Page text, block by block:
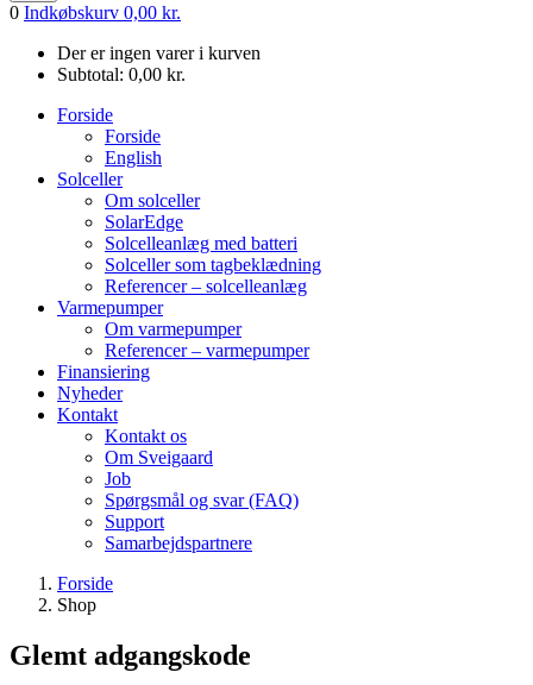
0 Indkøbskurv 0,00 kr.
Der er ingen varer i kurven
Subtotal: 0,00 kr.
Forside
Forside
English
Solceller
Om solceller
SolarEdge
Solcelleanlæg med batteri
Solceller som tagbeklædning
Referencer – solcelleanlæg
Varmepumper
Om varmepumper
Referencer – varmepumper
Finansiering
Nyheder
Kontakt
Kontakt os
Om Sveigaard
Job
Spørgsmål og svar (FAQ)
Support
Samarbejdspartnere
Forside
Shop
Glemt adgangskode